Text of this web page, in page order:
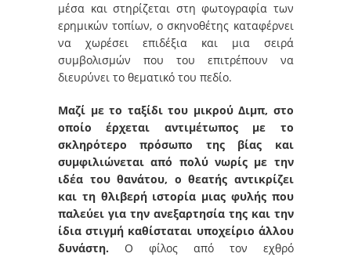
μέσα και στηρίζεται στη φωτογραφία των
ερημικών τοπίων, ο σκηνοθέτης καταφέρνει
να χωρέσει επιδέξια και μια σειρά
συμβολισμών που του επιτρέπουν να
διευρύνει το θεματικό του πεδίο.
Μαζί με το ταξίδι του μικρού Διμπ, στο
οποίο έρχεται αντιμέτωπος με το
σκληρότερο πρόσωπο της βίας και
συμφιλιώνεται από πολύ νωρίς με την
ιδέα του θανάτου, ο θεατής αντικρίζει
και τη θλιβερή ιστορία μιας φυλής που
παλεύει για την ανεξαρτησία της και την
ίδια στιγμή καθίσταται υποχείριο άλλου
δυνάστη. Ο φίλος από τον εχθρό